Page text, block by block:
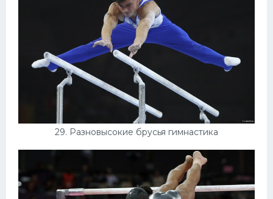
29. Разновысокие брусья гимнастика